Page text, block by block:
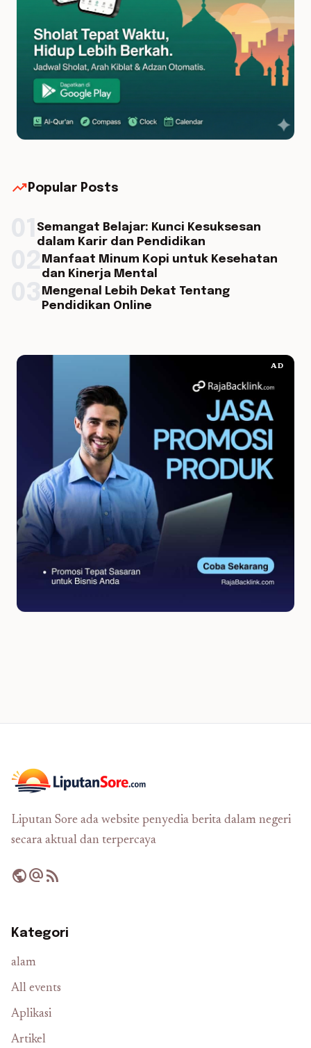
trending_up Popular Posts
Semangat Belajar: Kunci Kesuksesan
dalam Karir dan Pendidikan
Manfaat Minum Kopi untuk Kesehatan
dan Kinerja Mental
Mengenal Lebih Dekat Tentang
Pendidikan Online
AD
Liputan Sore ada website penyedia berita dalam negeri
secara aktual dan terpercaya
publicalternate_emailrss_feed
Kategori
alam
All events
Aplikasi
Artikel